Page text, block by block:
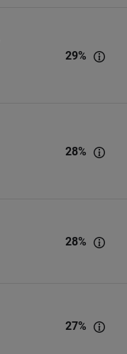
29%
28%
28%
27%